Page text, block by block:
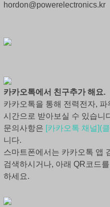
hordon@powerelectronics.kr
카카오톡에서 친구추가 해요.
카카오톡을 통해 전력전자,
시간으로 받아보실 수 있습니
문의사항은 [카카오톡 채널](
니다.
스마트폰에서는 카카오톡 앱
검색하시거나, 아래 QR코드
하세요.